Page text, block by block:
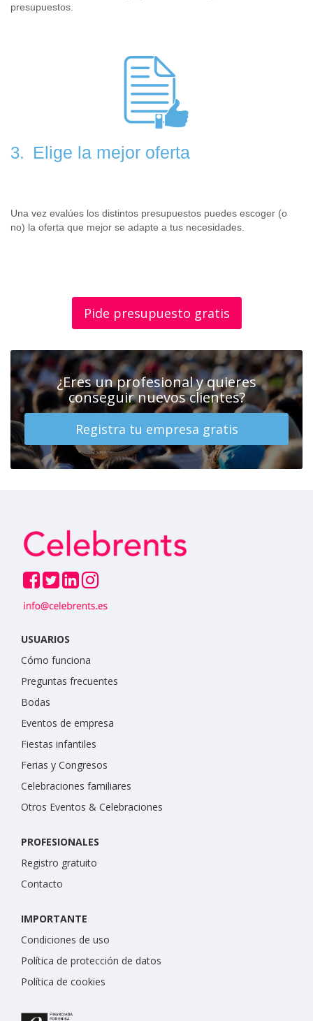
presupuestos.
3. Elige la mejor oferta
Una vez evalúes los distintos presupuestos puedes escoger (o
no) la oferta que mejor se adapte a tus necesidades.
Pide presupuesto gratis
¿Eres un profesional y quieres
conseguir nuevos clientes?
Registra tu empresa gratis
USUARIOS
Cómo funciona
Preguntas frecuentes
Bodas
Eventos de empresa
Fiestas infantiles
Ferias y Congresos
Celebraciones familiares
Otros Eventos & Celebraciones
PROFESIONALES
Registro gratuito
Contacto
IMPORTANTE
Condiciones de uso
Política de protección de datos
Política de cookies